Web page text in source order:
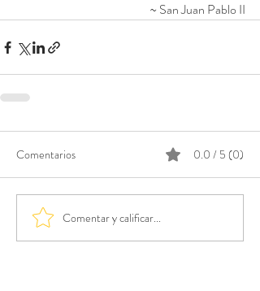
~ San Juan Pablo II
Comentarios 0.0 / 5 (0)
Comentar y calificar...